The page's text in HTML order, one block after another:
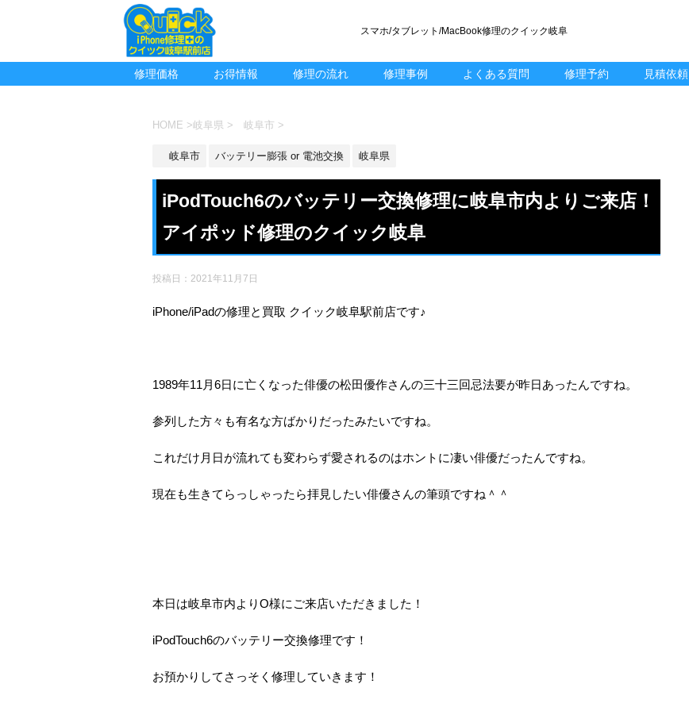
スマホ/タブレット/MacBook修理のクイック岐阜
修理価格 お得情報 修理の流れ 修理事例 よくある質問 修理予約 見積依頼
HOME >岐阜県 > 岐阜市 >
岐阜市 バッテリー膨張 or 電池交換 岐阜県
iPodTouch6のバッテリー交換修理に岐阜市内よりご来店！
アイポッド修理のクイック岐阜
投稿日： 2021年11月7日
iPhone/iPadの修理と買取 クイック岐阜駅前店です♪
1989年11月6日に亡くなった俳優の松田優作さんの三十三回忌法要が昨日あったんですね。
参列した方々も有名な方ばかりだったみたいですね。
これだけ月日が流れても変わらず愛されるのはホントに凄い俳優だったんですね。
現在も生きてらっしゃったら拝見したい俳優さんの筆頭ですね＾＾
本日は岐阜市内よりO様にご来店いただきました！
iPodTouch6のバッテリー交換修理です！
お預かりしてさっそく修理していきます！